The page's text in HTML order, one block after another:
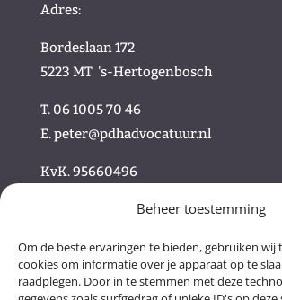
Beheer toestemming
Om de beste ervaringen te bieden, gebruiken wij
cookies om informatie over je apparaat op te
raadplegen. Door in te stemmen met deze
Adres:
Bordeslaan 172
5223 MT 's-Hertogenbosch
T. 06 1005 70 46
E.peter@pdhadvocatuur.nl
KvK.95660496
/ Volg ons online